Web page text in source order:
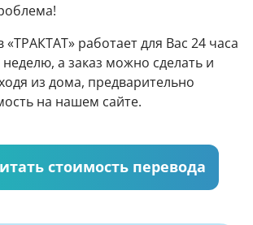
работает для Вас 24 часа
неделю, а заказ можно сделать и
из дома, предварительно
на нашем сайте.
стоимость перевода